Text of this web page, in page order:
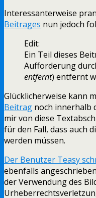
Interessanterweise
Beitrages nun jedoch
Edit:
Ein Teil dieses
Aufforderung
entfernt) entfernt
Glücklicherweise kann
Beitrag noch innerhalb
mir von diese
für den Fall, dass auch
werden müssen.
Der Benutzer Teasy
ebenfalls
der Verwendung des